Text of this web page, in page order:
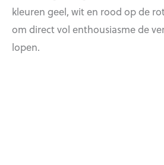
kleuren geel, wit en rood op de
om direct vol enthousiasme de
lopen.